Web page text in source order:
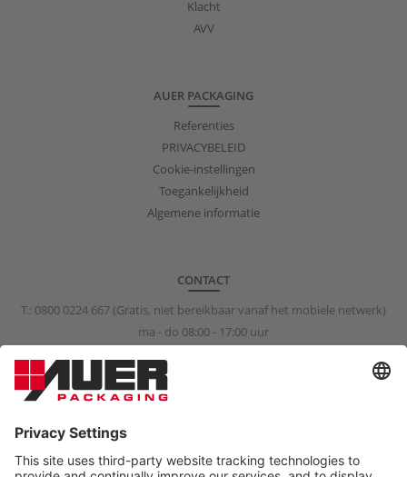
Klacht
AVV
AUER PACKAGING
Referenties
PRIVACYBELEID
Cookie-instellingen
Toegankelijkheid
Algemene informatie
CONTACT
T.: 0800 0224 667 (Gratis, niet bereikbaar vanaf het mobiele netwerk)
ma - do 08:00 - 17:00 uur
info@auer-packaging.nl